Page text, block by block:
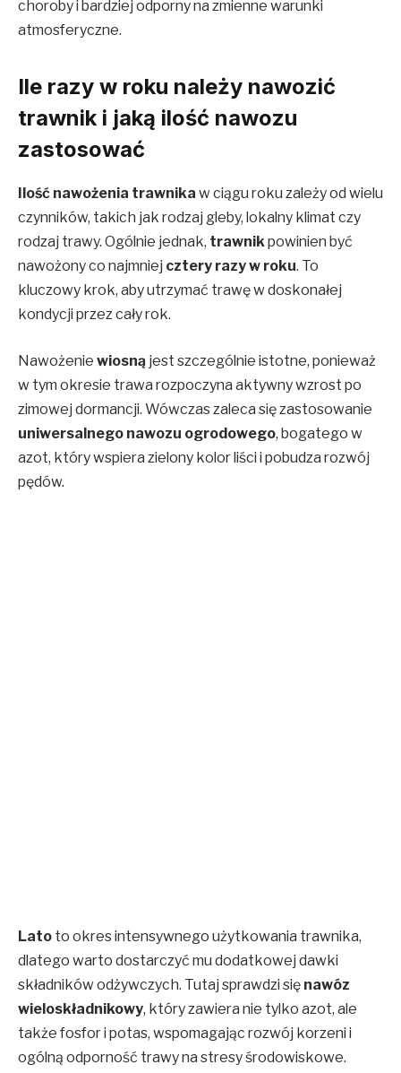
choroby i bardziej odporny na zmienne warunki
atmosferyczne.
Ile razy w roku należy nawozić
trawnik i jaką ilość nawozu
zastosować
Ilość nawożenia trawnika w ciągu roku zależy od wielu
czynników, takich jak rodzaj gleby, lokalny klimat czy
rodzaj trawy. Ogólnie jednak, trawnikpowinien być
nawożony co najmniej cztery razy w roku. To
kluczowy krok, aby utrzymać trawę w doskonałej
kondycji przez cały rok.
Nawożenie wiosną jest szczególnie istotne, ponieważ
w tym okresie trawa rozpoczyna aktywny wzrost po
zimowej dormancji. Wówczas zaleca się zastosowanie
uniwersalnego nawozu ogrodowego, bogatego w
azot, który wspiera zielony kolor liści i pobudza rozwój
pędów.
Lato to okres intensywnego użytkowania trawnika,
dlatego warto dostarczyć mu dodatkowej dawki
składników odżywczych. Tutaj sprawdzi się nawóz
wieloskładnikowy, który zawiera nie tylko azot, ale
także fosfor i potas, wspomagając rozwój korzeni i
ogólną odporność trawy na stresy środowiskowe.